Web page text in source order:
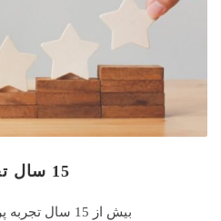
15 سال تجربه
بیش از 15 سال تجربه پروژه های عمرانی